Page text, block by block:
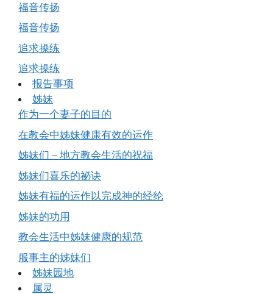
福音传扬
福音传扬
追求操练
追求操练
报告事项
姊妹
作为一个妻子的目的
在教会中姊妹健康有效的运作
姊妹们－地方教会生活的祝福
姊妹们喜乐的祕诀
姊妹有福的运作以完成神的经纶
姊妹的功用
教会生活中姊妹健康的规范
服事主的姊妹们
姊妹园地
属灵